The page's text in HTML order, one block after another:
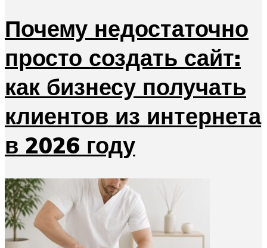
Почему недостаточно
просто создать сайт:
как бизнесу получать
клиентов из интернета
в 2026 году